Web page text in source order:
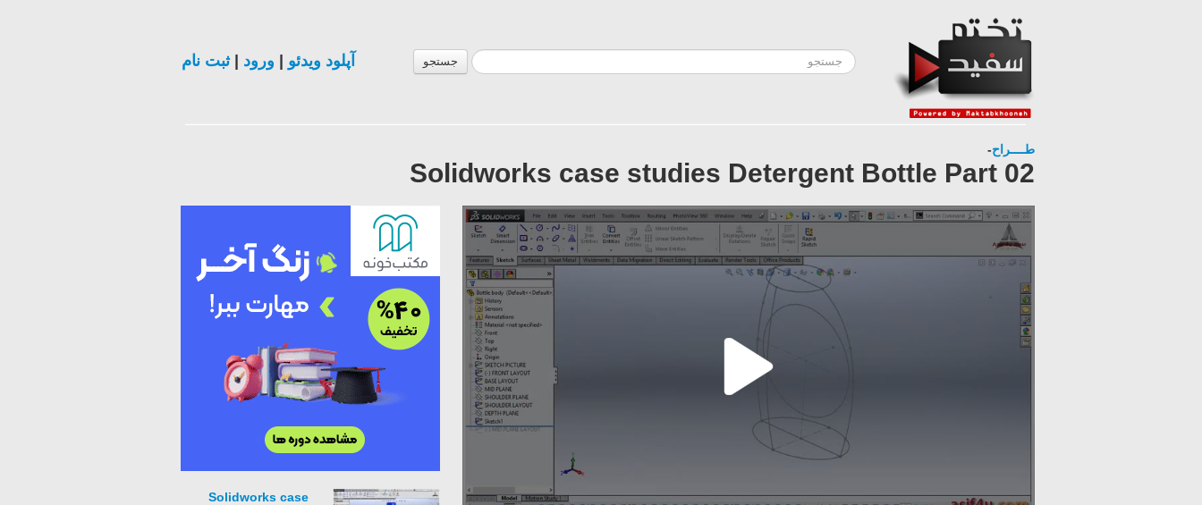
جستجو آپلود ویدئو ورود |ثبت نام
طــــراح-
Solidworks case studies Detergent Bottle Part 02
Solidworks case